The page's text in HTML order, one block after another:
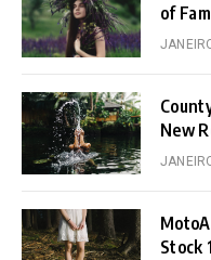
of
New
Stock